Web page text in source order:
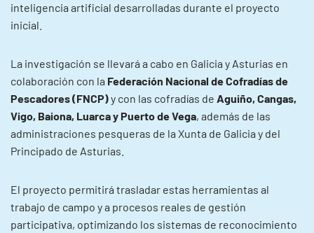
inteligencia artificial desarrolladas durante el proyecto
inicial.
La investigación se llevará a cabo en Galicia y Asturias en
colaboración con la Federación Nacional de Cofradías de
Pescadores (FNCP)y con las cofradías de Aguiño, Cangas,
Vigo, Baiona, Luarca y Puerto de Vega, además de las
administraciones pesqueras de la Xunta de Galicia y del
Principado de Asturias.
El proyecto permitirá trasladar estas herramientas al
trabajo de campo y a procesos reales de gestión
participativa, optimizando los sistemas de reconocimiento